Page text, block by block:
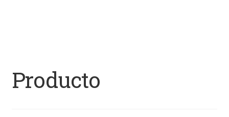
Producto